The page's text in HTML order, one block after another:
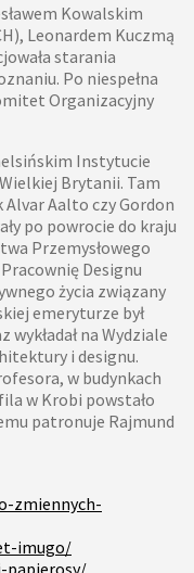
Kowalskim
Leonardem Kuczmą
starania
Po niespełna
Organizacyjny
Instytucie
Brytanii. Tam
Aalto czy Gordon
po powrocie do kraju
Przemysłowego
Designu
życia związany
emeryturze był
na Wydziale
i designu.
w budynkach
w Krobi powstało
patronuje Rajmund
zmiennych-
imugo/